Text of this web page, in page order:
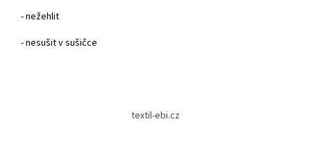
- nežehlit
- nesušit v sušičce
textil-ebi.cz